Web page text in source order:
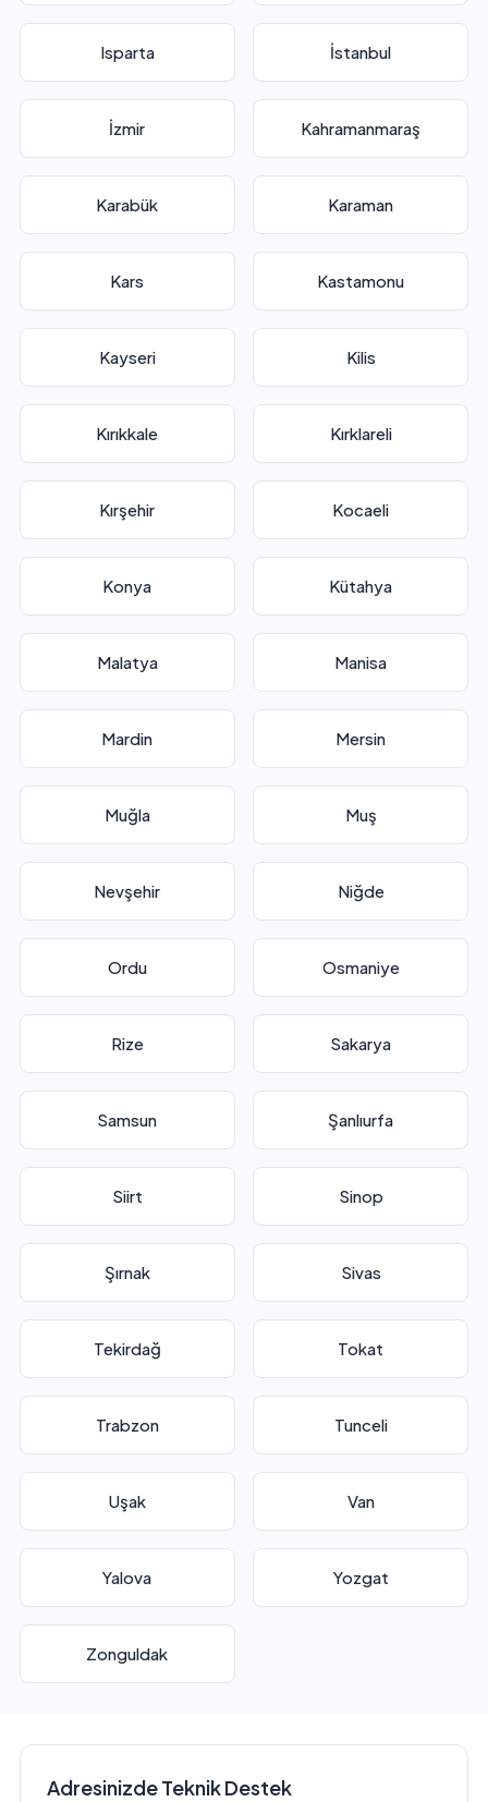
Isparta İstanbul
İzmir Kahramanmaraş
Karabük Karaman
Kars Kastamonu
Kayseri Kilis
Kırıkkale Kırklareli
Kırşehir Kocaeli
Konya Kütahya
Malatya Manisa
Mardin Mersin
Muğla Muş
Nevşehir Niğde
Ordu Osmaniye
Rize Sakarya
Samsun Şanlıurfa
Siirt Sinop
Şırnak Sivas
Tekirdağ Tokat
Trabzon Tunceli
Uşak Van
Yalova Yozgat
Zonguldak
Adresinizde Teknik Destek